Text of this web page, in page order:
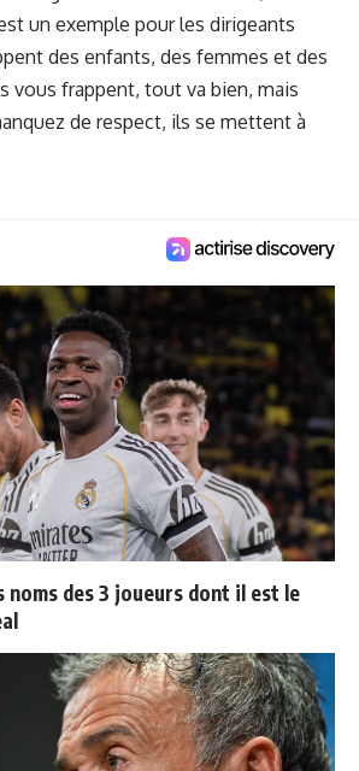
un exemple pour les dirigeants
des enfants, des femmes et des
vous frappent, tout va bien, mais
de respect, ils se mettent à
noms des 3 joueurs dont il est le